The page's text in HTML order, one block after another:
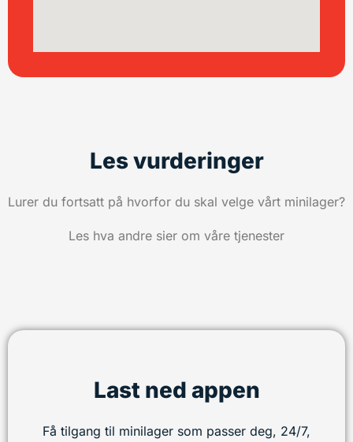
Les vurderinger
Lurer du fortsatt på hvorfor du skal velge vårt minilager?
Les hva andre sier om våre tjenester
Last ned appen
Få tilgang til minilager som passer deg, 24/7,